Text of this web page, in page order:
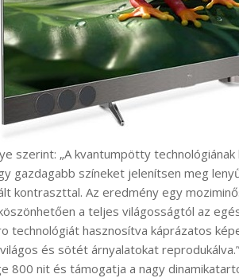
szerint: „A kvantumpötty
gazdagabb színeket jelenítsen meg
kontraszttal. Az eredmény egy
a teljes világosságtól az
technológiát hasznosítva káprázatos
és sötét árnyalatokat
800 nit és támogatja a nagy